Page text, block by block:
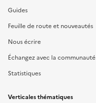
Guides
Feuille de route et nouveautés
Nous écrire
Échangez avec la communauté
Statistiques
Verticales thématiques